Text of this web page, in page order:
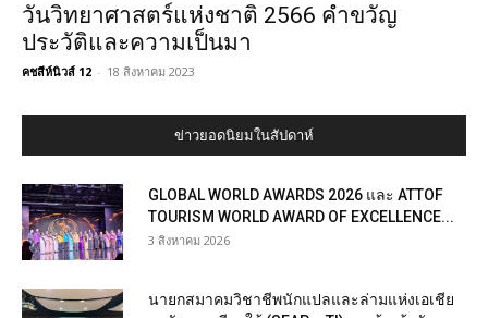
วันวิทยาศาสตร์แห่งชาติ 2566 คำขวัญ
ประวัติและความเป็นมา
คชสีห์นิวส์ 12 - 18 สิงหาคม 2023
ข่าวยอดนิยมในสัปดาห์
GLOBAL WORLD AWARDS 2026 และ ATTOF
TOURISM WORLD AWARD OF EXCELLENCE...
3 สิงหาคม 2026
นายกสมาคมวิชาชีพนักแปลและล่ามแห่งเอเชีย